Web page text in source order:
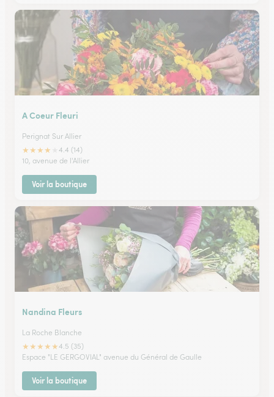
A Coeur Fleuri
Perignat Sur Allier
★★★★
4.4 (14)
10, avenue de l'Allier
Voir la boutique
Nandina Fleurs
La Roche Blanche
★★★★★4.5 (35)
Espace "LE GERGOVIAL" avenue du Général de Gaulle
Voir la boutique